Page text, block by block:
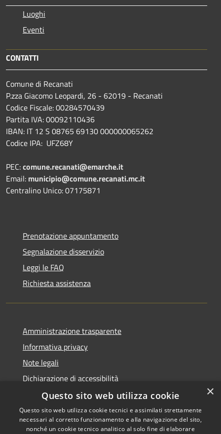
Luoghi
Eventi
CONTATTI
Comune di Recanati
P.zza Giacomo Leopardi, 26 - 62019 - Recanati
Codice Fiscale: 00284570439
Partita IVA: 00092110436
IBAN: IT 12 S 08765 69130 000000065262
Codice IPA: UFZ68Y
PEC:comune.recanati@emarche.it
Email: municipio@comune.recanati.mc.it
Centralino Unico: 07175871
Prenotazione appuntamento
Segnalazione disservizio
Leggi le FAQ
Richiesta assistenza
Amministrazione trasparente
Informativa privacy
Note legali
Dichiarazione di accessibilità
Copyright © 2026 • Comune di
×
Questo sito web utilizza cookie
Questo sito web utilizza cookie tecnici e assimilati strettamente
necessari al corretto funzionamento e alla navigazione del sito,
nonché un cookie tecnico analitico al solo fine di elaborare